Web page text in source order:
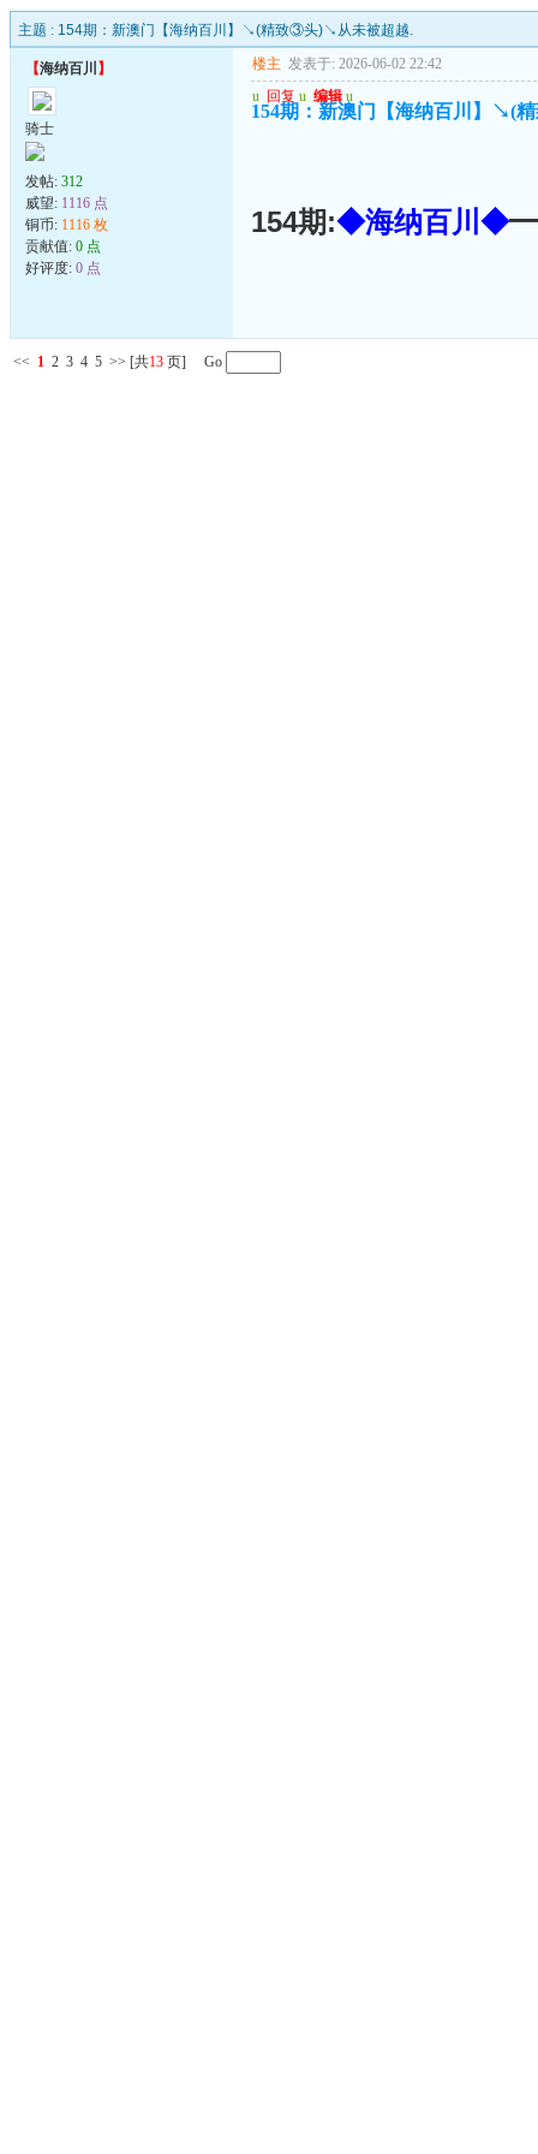
主题 : 154期：新澳门【海纳百川】↘(精致③头)↘从未被超越.
【海纳百川 】
骑士
发帖: 312
威望: 1116 点
铜币: 1116 枚
贡献值: 0 点
好评度: 0 点
楼主 发表于: 2026-06-02 22:42
u 回复 u 编辑 u
154期：新澳门【海纳百川】↘(
154期:◆海纳百川◆━
<< 1 2 3 4 5 >> [共13 页] Go